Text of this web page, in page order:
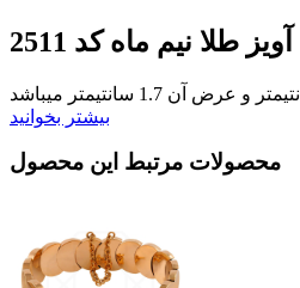
آویز طلا نیم ماه کد 2511
بیشتر بخوانید
محصولات مرتبط این محصول